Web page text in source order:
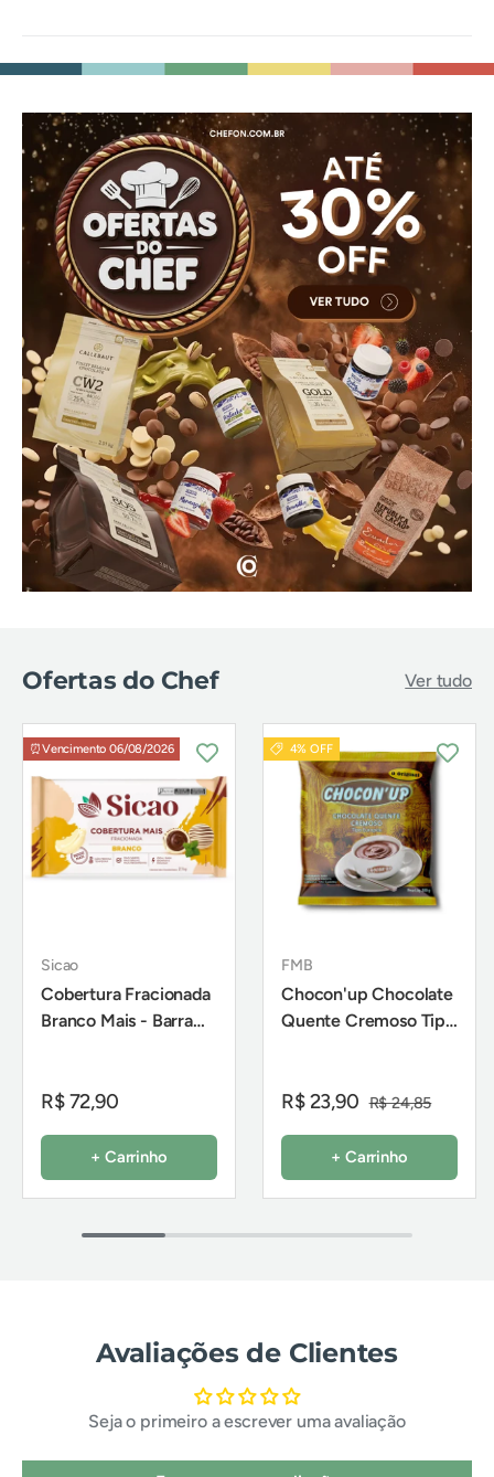
Ofertas do Chef Ver tudo
⏰Vencimento 06/08/2026
Sicao
Cobertura Fracionada
Branco Mais - Barra
R$ 72,90
+ Carrinho
4% OFF
FMB
Chocon'up Chocolate
Quente Cremoso Tipo
R$ 23,90 R$ 24,85
+ Carrinho
Avaliações de Clientes
Seja o primeiro a escrever uma avaliação